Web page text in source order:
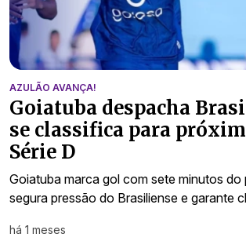
AZULÃO AVANÇA!
Goiatuba despacha
se classifica para
Série D
Goiatuba marca gol com sete minutos do
segura pressão do Brasiliense e garante
há 1 meses